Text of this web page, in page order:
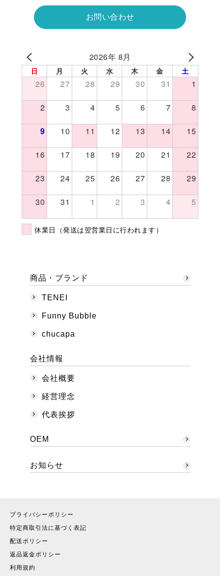
商品・ブランド
TENEI
Funny Bubble
chucapa
会社情報
会社概要
経営理念
代表挨拶
OEM
お知らせ
お問い合わせ
2026年 8月
日 月 火 水 木 金 土
26 27 28 29 30 31 1
2 3 4 5 6 7 8
9 10 11 12 13 14 15
16 17 18 19 20 21 22
23 24 25 26 27 28 29
30 31 1 2 3 4 5
休業日（発送は翌営業日に行われます）
プライバシーポリシー
特定商取引法に基づく表記
配送ポリシー
返品返金ポリシー
利用規約